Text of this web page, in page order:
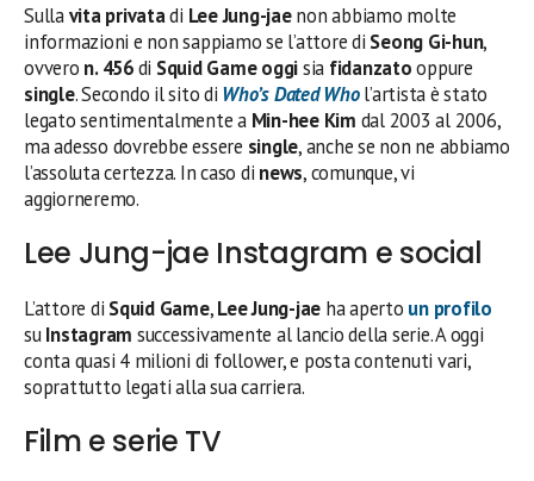
Sullavita privatadi Lee Jung-jaenon abbiamo molte
informazioni e non sappiamo se l’attore di Seong Gi-hun,
ovvero n. 456di Squid Game oggisia fidanzatooppure
single. Secondo il sito di Who’s Dated Whol’artista è stato
legato sentimentalmente a Min-hee Kim dal 2003 al 2006,
ma adesso dovrebbe essere single, anche se non ne abbiamo
l’assoluta certezza. In caso di news, comunque, vi
aggiorneremo.
Lee Jung-jae Instagram e social
L’attore di Squid Game,Lee Jung-jae ha aperto un profilo
suInstagram successivamente al lancio della serie. A oggi
conta quasi 4 milioni di follower, e posta contenuti vari,
soprattutto legati alla sua carriera.
Film e serie TV